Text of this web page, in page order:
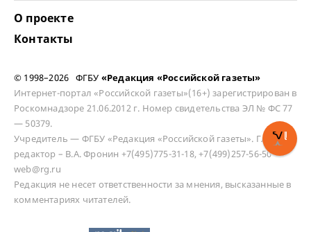
О проекте
Контакты
© 1998–2026 ФГБУ «Редакция «Российской газеты»
Интернет-портал «Российской газеты»(16+) зарегистрирован в
Роскомнадзоре 21.06.2012 г. Номер свидетельства ЭЛ № ФС 77
— 50379.
Учредитель — ФГБУ «Редакция «Российской газеты». Главный
редактор – В.А. Фронин +7(495)775-31-18, +7(499)257-56-50
web@rg.ru
Редакция не несет ответственности за мнения, высказанные в
комментариях читателей.